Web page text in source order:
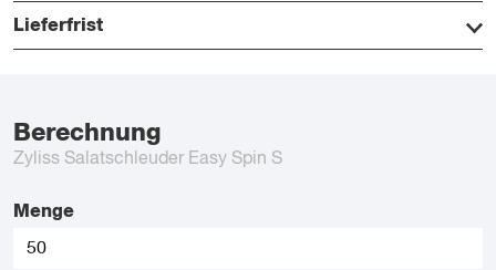
Lieferfrist
Berechnung
Zyliss Salatschleuder Easy Spin S
Menge